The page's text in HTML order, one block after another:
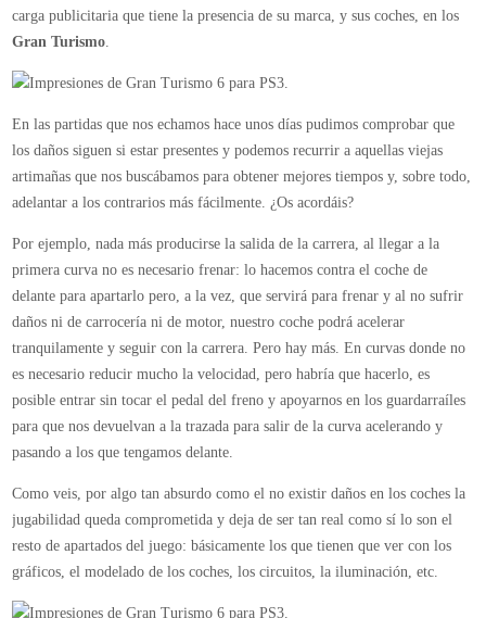
carga publicitaria que tiene la presencia de su marca, y sus coches, en los
Gran Turismo.
En las partidas que nos echamos hace unos días pudimos comprobar que
los daños siguen si estar presentes y podemos recurrir a aquellas viejas
artimañas que nos buscábamos para obtener mejores tiempos y, sobre todo,
adelantar a los contrarios más fácilmente. ¿Os acordáis?
Por ejemplo, nada más producirse la salida de la carrera, al llegar a la
primera curva no es necesario frenar: lo hacemos contra el coche de
delante para apartarlo pero, a la vez, que servirá para frenar y al no sufrir
daños ni de carrocería ni de motor, nuestro coche podrá acelerar
tranquilamente y seguir con la carrera. Pero hay más. En curvas donde no
es necesario reducir mucho la velocidad, pero habría que hacerlo, es
posible entrar sin tocar el pedal del freno y apoyarnos en los guardarraíles
para que nos devuelvan a la trazada para salir de la curva acelerando y
pasando a los que tengamos delante.
Como veis, por algo tan absurdo como el no existir daños en los coches la
jugabilidad queda comprometida y deja de ser tan real como sí lo son el
resto de apartados del juego: básicamente los que tienen que ver con los
gráficos, el modelado de los coches, los circuitos, la iluminación, etc.